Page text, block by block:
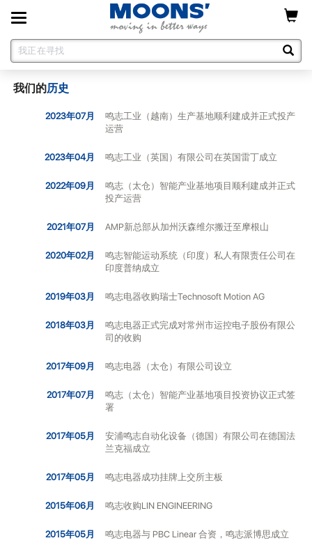
Toggle
navigation
我们的历史
2023年07月
鸣志工业（越南）生产基地顺利建成并正式投产
运营
2023年04月 鸣志工业（英国）有限公司在英国雷丁成立
2022年09月
鸣志（太仓）智能产业基地项目顺利建成并正式
投产运营
2021年07月 AMP新总部从加州沃森维尔搬迁至摩根山
2020年02月
鸣志智能运动系统（印度）私人有限责任公司在
印度普纳成立
2019年03月 鸣志电器收购瑞士Technosoft Motion AG
2018年03月
鸣志电器正式完成对常州市运控电子股份有限公
司的收购
2017年09月 鸣志电器（太仓）有限公司设立
2017年07月
鸣志（太仓）智能产业基地项目投资协议正式签
署
2017年05月
安浦鸣志自动化设备（德国）有限公司在德国法
兰克福成立
2017年05月 鸣志电器成功挂牌上交所主板
2015年06月 鸣志收购LIN ENGINEERING
2015年05月 鸣志电器与 PBC Linear 合资，鸣志派博思成立